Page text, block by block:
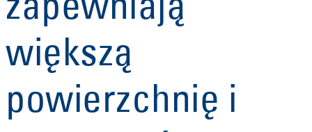
zapewniają
większą
powierzchnię i